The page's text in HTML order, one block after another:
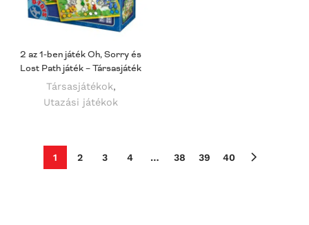
2 az 1-ben játék Oh, Sorry és
Lost Path játék – Társasjáték
Társasjátékok,
Utazási játékok
1 2 3 4 … 38 39 40